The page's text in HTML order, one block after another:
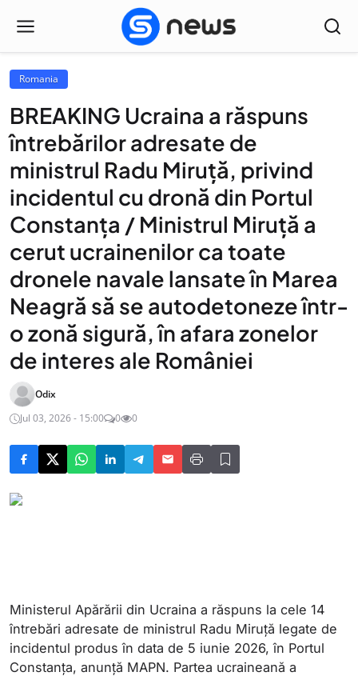
Romania
BREAKING Ucraina a răspuns
întrebărilor adresate de
ministrul Radu Miruță, privind
incidentul cu dronă din Portul
Constanța / Ministrul Miruță a
cerut ucrainenilor ca toate
dronele navale lansate în Marea
Neagră să se autodetoneze într-
o zonă sigură, în afara zonelor
de interes ale României
Odix
Jul 03, 2026 - 15:00
0 0
Ministerul Apărării din Ucraina a răspuns la cele 14
întrebări adresate de ministrul Radu Miruță legate de
incidentul produs în data de 5 iunie 2026, în Portul
Constanța, anunță MAPN. Partea ucraineană a